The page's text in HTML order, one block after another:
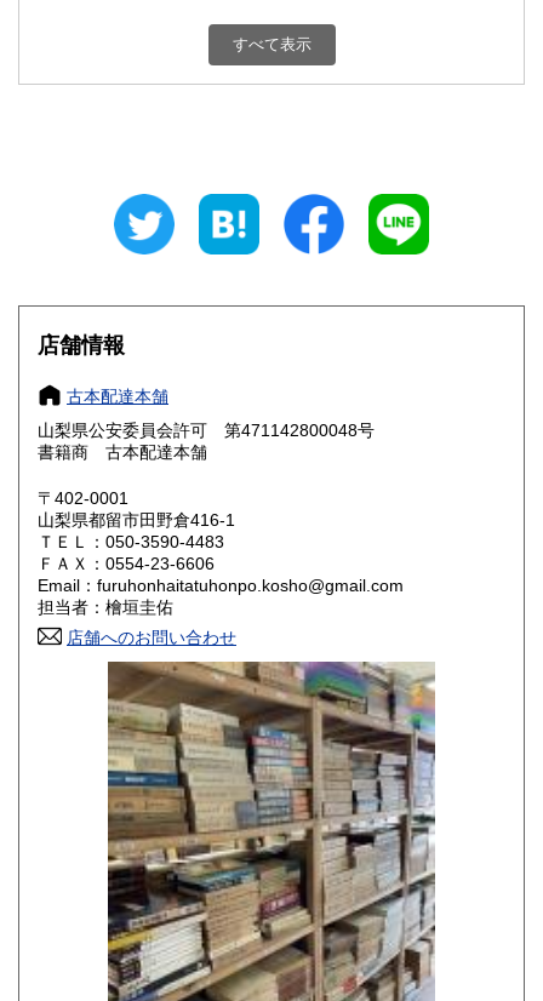
800円 富山県
800円 三重県
大阪府
奈良県
鳥取県 800円 島根県
岡山県
山口県 800円
香川県 800円 愛媛県
高知県 800円
800円 長崎県
800円 大分県
800円 鹿児島県
1,500円
すべて表示
店舗情報
古本配達本舗
山梨県公安委員会許可 第471142800048号
書籍商 古本配達本舗
〒402-0001
山梨県都留市田野倉416-1
ＴＥＬ：050-3590-4483
ＦＡＸ：0554-23-6606
Email：furuhonhaitatuhonpo.kosho@gmail.com
担当者：檜垣圭佑
店舗へのお問い合わせ